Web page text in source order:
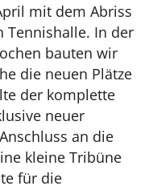
mit dem Abriss
Tennishalle. In der
bauten wir
die neuen Plätze
der komplette
neuer
an die
kleine Tribüne
für die